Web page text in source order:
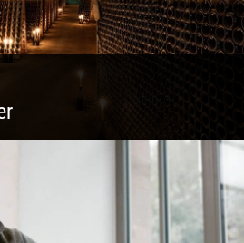
Keller | Coole Kerle |